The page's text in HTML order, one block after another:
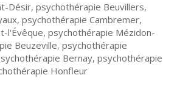
Désir, psychothérapie Beuvillers,
, psychothérapie Cambremer,
l'Évêque, psychothérapie Mézidon-
Beuzeville, psychothérapie
Bernay, psychothérapie
Honfleur